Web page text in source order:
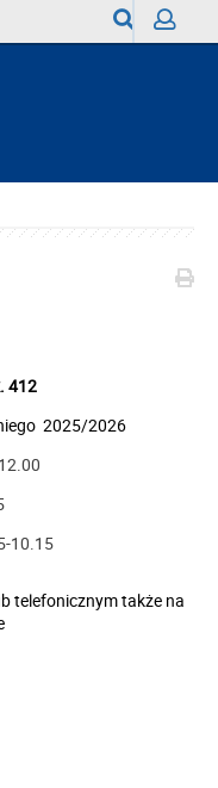
412
2025/2026
10.15
telefonicznym także na